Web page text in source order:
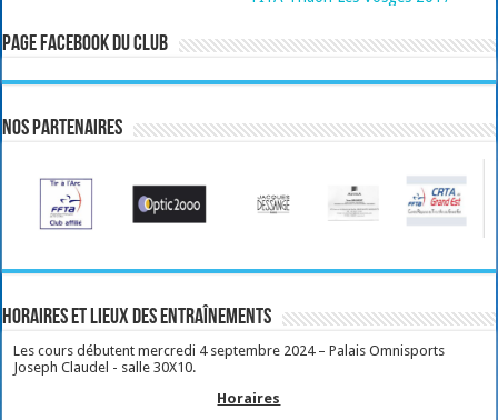
Page Facebook du club
Nos partenaires
Horaires et lieux des entraînements
Les cours débutent mercredi 4 septembre 2024 – Palais Omnisports
Joseph Claudel - salle 30X10.
Horaires